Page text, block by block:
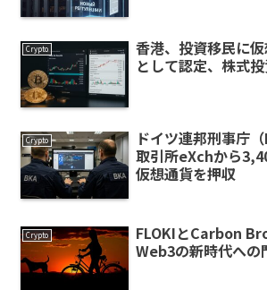
Crypto
香港、投資移民に
として認定、株式
Crypto
ドイツ連邦刑事庁
取引所eXchから
仮想通貨を押収
Crypto
FLOKIとCarbon
Web3の新時代への